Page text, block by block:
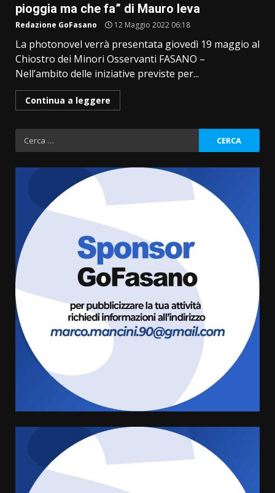
pioggia ma che fa” di Mauro Ieva
Redazione GoFasano 12 Maggio 2022 06:18
La photonovel verrà presentata giovedì 19 maggio al
Chiostro dei Minori Osservanti FASANO –
Nell’ambito delle iniziative previste per...
Continua a leggere
Ricerca
per:
La Banda Città di Fasano apre
ufficialmente la Festa di
8 Agosto 2026 11:00
Savelletri in festa, domani sera
grande spettacolo con Uccio De
Santis
Sostenibile: premiati gli studenti
universitari del bando “La strada
giusta”
8 Agosto 2026 07:15